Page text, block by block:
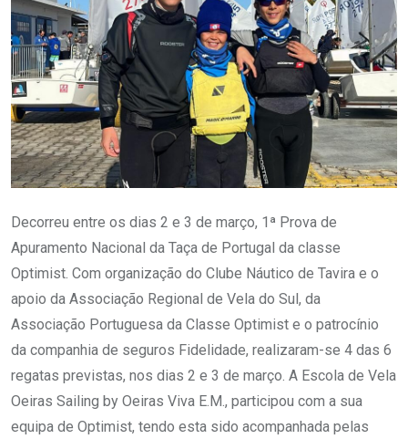
Decorreu entre os dias 2 e 3 de março, 1ª Prova de
Apuramento Nacional da Taça de Portugal da classe
Optimist. Com organização do Clube Náutico de Tavira e o
apoio da Associação Regional de Vela do Sul, da
Associação Portuguesa da Classe Optimist e o patrocínio
da companhia de seguros Fidelidade, realizaram-se 4 das 6
regatas previstas, nos dias 2 e 3 de março. A Escola de Vela
Oeiras Sailing by Oeiras Viva E.M., participou com a sua
equipa de Optimist, tendo esta sido acompanhada pelas